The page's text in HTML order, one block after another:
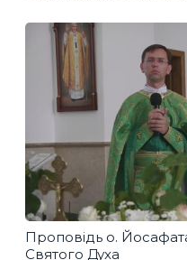
Проповідь о.
Святого Духа